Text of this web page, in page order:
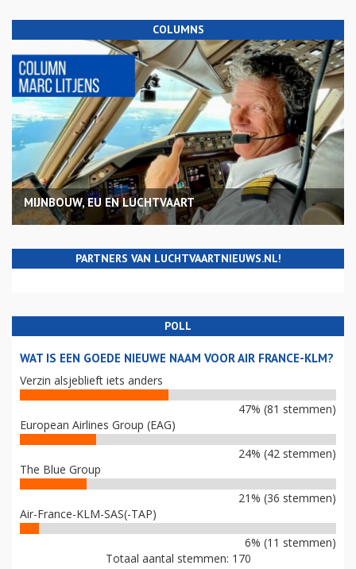
COLUMNS
MIJNBOUW, EU EN LUCHTVAART
PARTNERS VAN LUCHTVAARTNIEUWS.NL!
POLL
WAT IS EEN GOEDE NIEUWE NAAM VOOR AIR FRANCE-KLM?
Verzin alsjeblieft iets anders
47% (81 stemmen)
European Airlines Group (EAG)
24% (42 stemmen)
The Blue Group
21% (36 stemmen)
Air-France-KLM-SAS(-TAP)
6% (11 stemmen)
Totaal aantal stemmen: 170